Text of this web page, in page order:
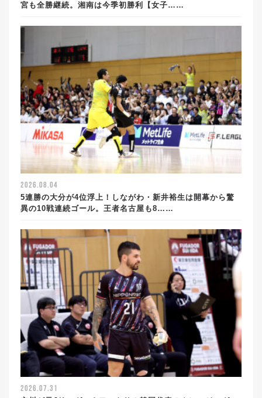
宮も全勝継続。湘南は今季初勝利【女子……
2026.08.04
5連勝の大分が4位浮上！しながわ・新井裕生は開幕から驚
異の10戦連続ゴール。王者名古屋も8……
2026.07.31